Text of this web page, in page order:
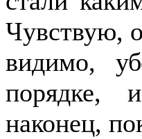
Чувствую,
видимо,
порядке,
наконец,